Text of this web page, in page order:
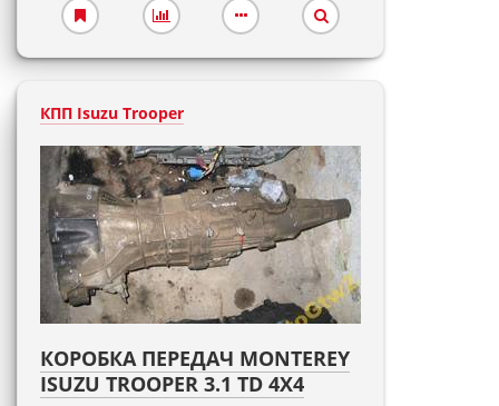
КПП Isuzu Trooper
КОРОБКА ПЕРЕДАЧ MONTEREY
ISUZU TROOPER 3.1 TD 4X4